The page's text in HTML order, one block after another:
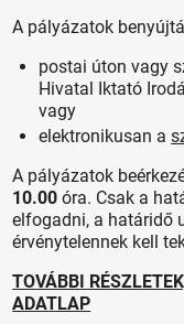
A pályázatok
postai úton vagy
Hivatal Iktató
vagy
elektronikusan a
A pályázatok
10.00 óra. Csak a
elfogadni, a határidő
érvénytelennek kell
TOVÁBBI
ADATLAP